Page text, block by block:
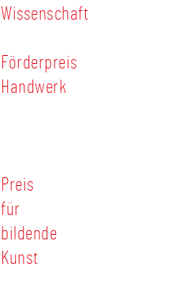
Wissenschaft
Förderpreis
Handwerk
Preis
für
bildende
Kunst